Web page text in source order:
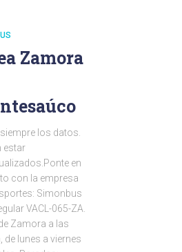
Zamora
los datos.
estar
en
con la empresa
Simonbus
VACL-065-ZA.
Zamora a las
de lunes a viernes